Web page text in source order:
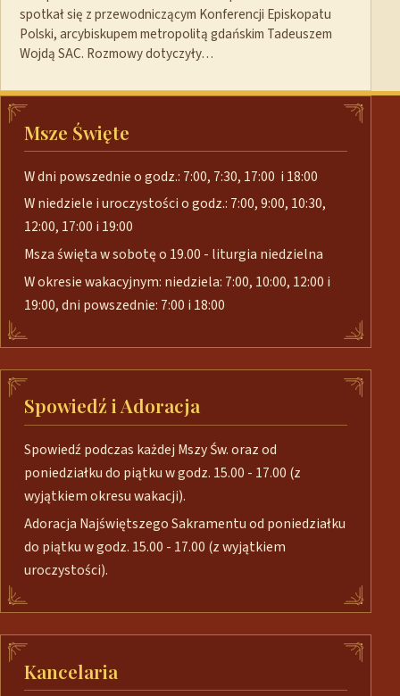
spotkał się z przewodniczącym Konferencji Episkopatu
Polski, arcybiskupem metropolitą gdańskim Tadeuszem
Wojdą SAC. Rozmowy dotyczyły…
Msze Święte
W dni powszednie o godz.: 7:00, 7:30, 17:00 i 18:00
W niedziele i uroczystości o godz.: 7:00, 9:00, 10:30,
12:00, 17:00 i 19:00
Msza święta w sobotę o 19.00 - liturgia niedzielna
W okresie wakacyjnym: niedziela: 7:00, 10:00, 12:00 i
19:00, dni powszednie: 7:00 i 18:00
Spowiedź i Adoracja
Spowiedź podczas każdej Mszy Św. oraz od
poniedziałku do piątku w godz. 15.00 - 17.00 (z
wyjątkiem okresu wakacji).
Adoracja Najświętszego Sakramentu od poniedziałku
do piątku w godz. 15.00 - 17.00 (z wyjątkiem
uroczystości).
Kancelaria